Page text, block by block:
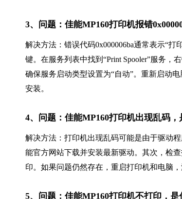
3、问题：佳能MP160打印机报错
解决方法：错误代码0x000006ba通常表示“打
键。在服务列表中找到“Print Spooler”服务，
确保服务启动类型设置为“自动”。重新启动
安装。
4、问题：佳能MP160打印机出现乱码
解决方法：打印机出现乱码可能是由于驱动
能官方网站下载并安装最新驱动。其次，检
印。如果问题仍然存在，重启打印机和电脑
5、问题：佳能MP160打印机不打印，是